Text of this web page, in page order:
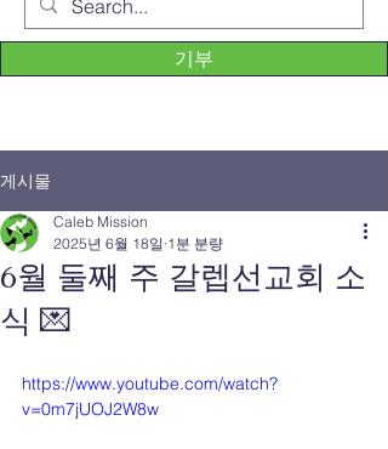
기부
게시물
6월 둘째 주 갈렙선교회 소
식 💌
Caleb Mission
2025년 6월 18일 1분 분량
https://www.youtube.com/watch?
v=0m7jUOJ2W8w